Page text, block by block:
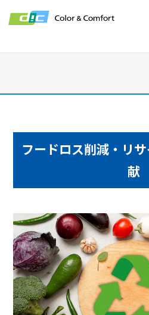
フードロス削減・リ
献